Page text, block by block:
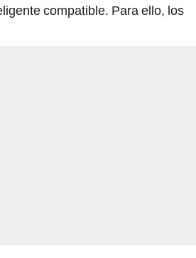
compatible. Para ello, los